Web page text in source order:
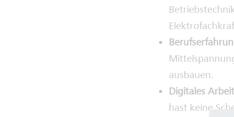
ausbauen.
Digitales
hast keine